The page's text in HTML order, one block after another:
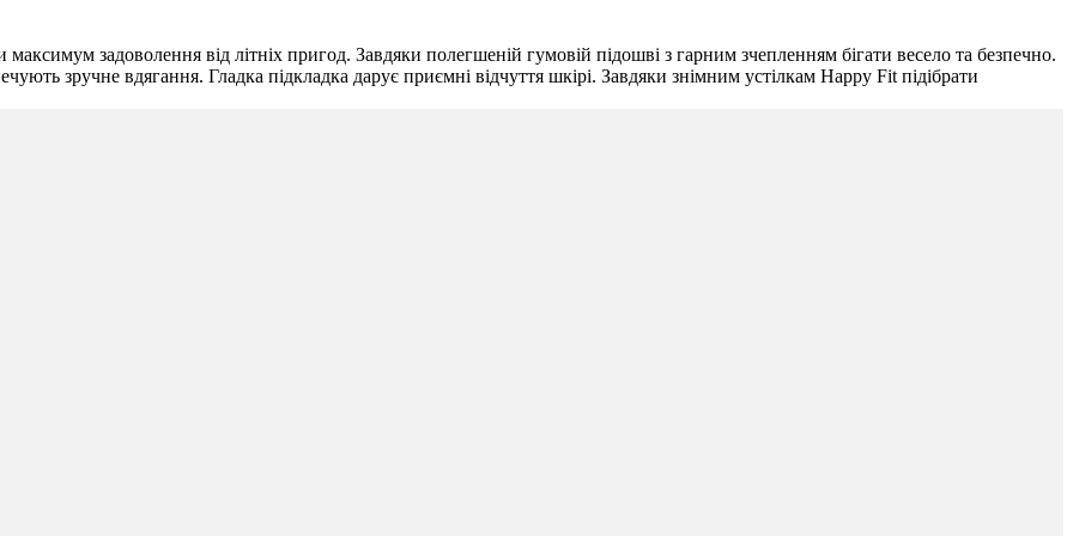
задоволення від літніх пригод. Завдяки полегшеній гумовій підошві з гарним зчепленням бігати весело та безпечно.
зручне вдягання. Гладка підкладка дарує приємні відчуття шкірі. Завдяки знімним устілкам Happy Fit підібрати